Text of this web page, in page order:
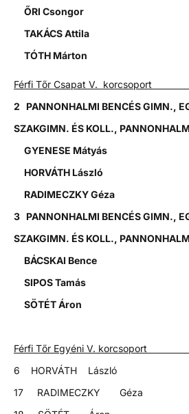
ŐRI Csongor
TAKÁCS Attila
TÓTH Márton
Férfi Tőr Csapat V.
2 PANNONHALMI BENCÉS GIMN.,
SZAKGIMN. ÉS KOLL.,
GYENESE Mátyás
HORVÁTH László
RADIMECZKY Géza
3 PANNONHALMI BENCÉS GIMN.,
SZAKGIMN. ÉS KOLL.,
BÁCSKAI Bence
SIPOS Tamás
SÖTÉT Áron
Férfi Tőr Egyéni V.
6 HORVÁTH László
17 RADIMECZKY Géza